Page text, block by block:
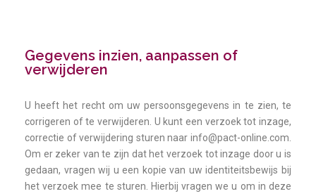
Gegevens inzien, aanpassen of
verwijderen
U heeft het recht om uw persoonsgegevens in te zien, te
corrigeren of te verwijderen. U kunt een verzoek tot inzage,
correctie of verwijdering sturen naar info@pact-online.com.
Om er zeker van te zijn dat het verzoek tot inzage door u is
gedaan, vragen wij u een kopie van uw identiteitsbewijs bij
het verzoek mee te sturen. Hierbij vragen we u om in deze